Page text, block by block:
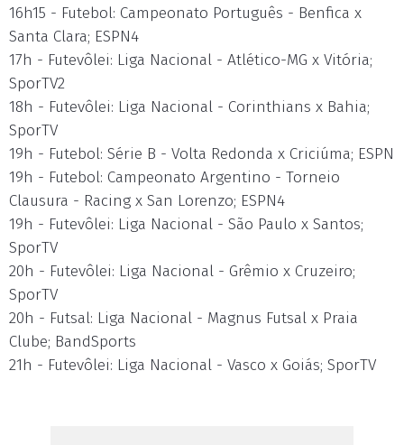
16h15 - Futebol: Campeonato Português - Benfica x
Santa Clara; ESPN4
17h - Futevôlei: Liga Nacional - Atlético-MG x Vitória;
SporTV2
18h - Futevôlei: Liga Nacional - Corinthians x Bahia;
SporTV
19h - Futebol: Série B - Volta Redonda x Criciúma; ESPN
19h - Futebol: Campeonato Argentino - Torneio
Clausura - Racing x San Lorenzo; ESPN4
19h - Futevôlei: Liga Nacional - São Paulo x Santos;
SporTV
20h - Futevôlei: Liga Nacional - Grêmio x Cruzeiro;
SporTV
20h - Futsal: Liga Nacional - Magnus Futsal x Praia
Clube; BandSports
21h - Futevôlei: Liga Nacional - Vasco x Goiás; SporTV